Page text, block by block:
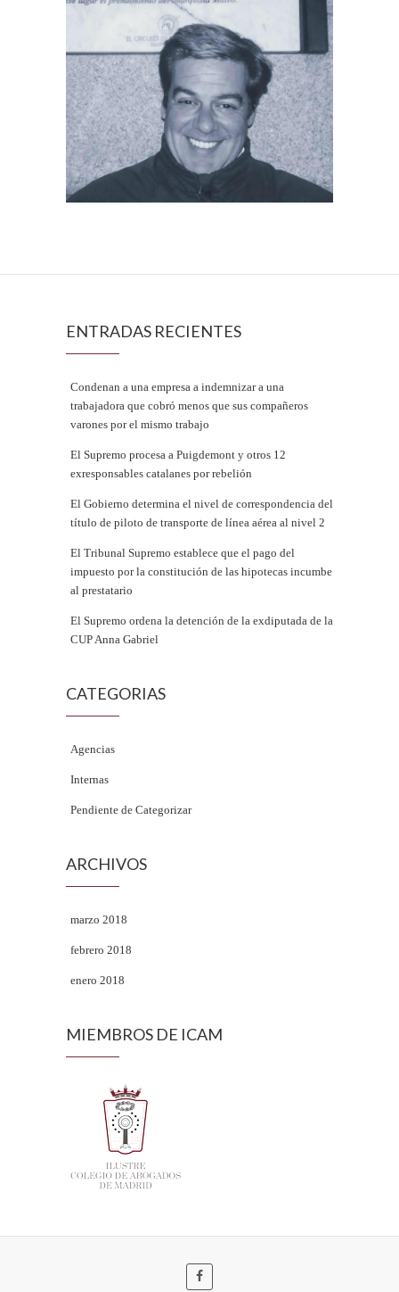
ENTRADAS RECIENTES
Condenan a una empresa a indemnizar a una
trabajadora que cobró menos que sus compañeros
varones por el mismo trabajo
El Supremo procesa a Puigdemont y otros 12
exresponsables catalanes por rebelión
El Gobierno determina el nivel de correspondencia del
título de piloto de transporte de línea aérea al nivel 2
El Tribunal Supremo establece que el pago del
impuesto por la constitución de las hipotecas incumbe
al prestatario
El Supremo ordena la detención de la exdiputada de la
CUP Anna Gabriel
CATEGORIAS
Agencias
Internas
Pendiente de Categorizar
ARCHIVOS
marzo 2018
febrero 2018
enero 2018
MIEMBROS DE ICAM